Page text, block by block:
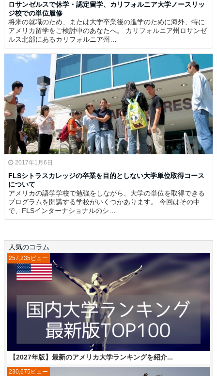
ロサンゼルスで休学・認定留学、カリフォルニア大学ノースリッ
ジ校での単位履修
将来の就職のため、または大学卒業後の進学のために海外、特に
アメリカ留学をご検討中のあなたへ。 カリフォルニア州ロサンゼ
ルス北部にあるカリフォルニア州…
2017年1月6日
FLSシトラスカレッジの卒業を目的としない大学単位取得コース
について
アメリカの語学学校で勉強をしながら、大学の単位を取得できる
プログラムを開講する学校がいくつかあります。 今回はその中
で、FLSインターナショナルのシ…
人気のコラム
【2027年版】最新のアメリカ大学ランキングを紹介...
257,235ビュー
230,675ビュー